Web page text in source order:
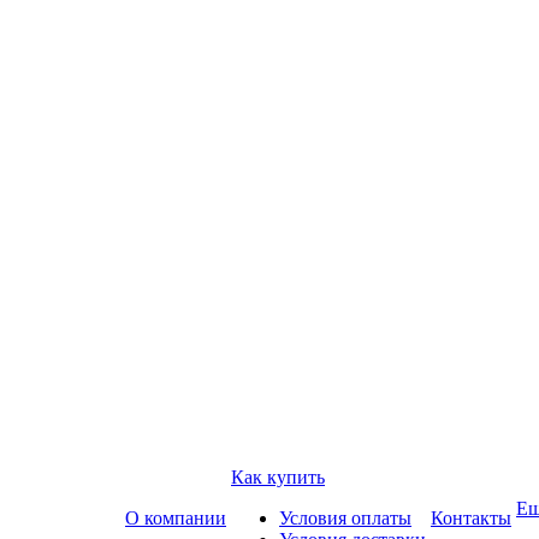
О компании
Как купить
Условия оплаты
Контакты